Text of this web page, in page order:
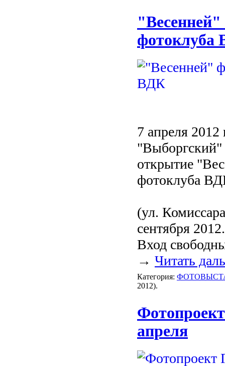
"Весенней"
фотоклуба
7 апреля
"Выборгский"
открытие
фотоклуба
(ул.
сентября 2012.
Вход
→ Читать
Категория:
2012).
апреля